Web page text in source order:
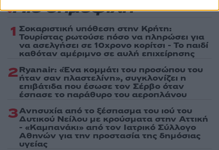
Πιο δημοφιλή
1 Σοκαριστική υπόθεση στην Κρήτη:
Τουρίστας ρωτούσε πόσο να πληρώσει για
να ασελγήσει σε 10χρονο κορίτσι - Το παιδί
καθόταν αμέριμνο σε αυλή επιχείρησης
2Ryanair: «Ένα κομμάτι του προσώπου του
ήταν σαν πλαστελίνη», συγκλονίζει η
επιβάτιδα που έσωσε τον Σέρβο όταν
έσπασε το παράθυρο του αεροπλάνου
3Ανησυχία από το ξέσπασμα του ιού του
Δυτικού Νείλου με κρούσματα στην Αττική
- «Καμπανάκι» από τον Ιατρικό Σύλλογο
Αθηνών για την προστασία της δημόσιας
υγείας